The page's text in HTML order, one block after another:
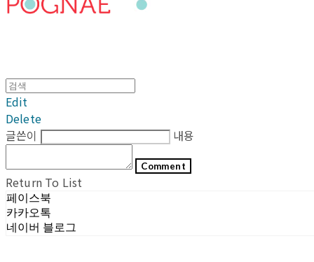
Edit
Delete
글쓴이
내용
Comment
Return To List
페이스북
카카오톡
네이버 블로그